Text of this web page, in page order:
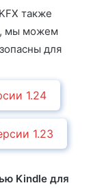
также
мы можем
для
1.24
1.23
Kindle для